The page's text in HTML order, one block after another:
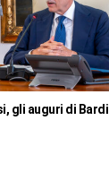
gli auguri di Bardi